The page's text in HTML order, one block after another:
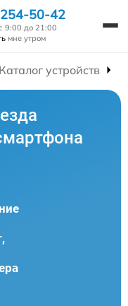
50-42
9:00 до 21:00
мне утром
Каталог устройств